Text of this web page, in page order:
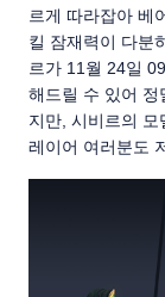
르게 따라잡아 베
킬 잠재력이 다분
르가 11월 24일
해드릴 수 있어 정
지만, 시비르의
레이어 여러분도